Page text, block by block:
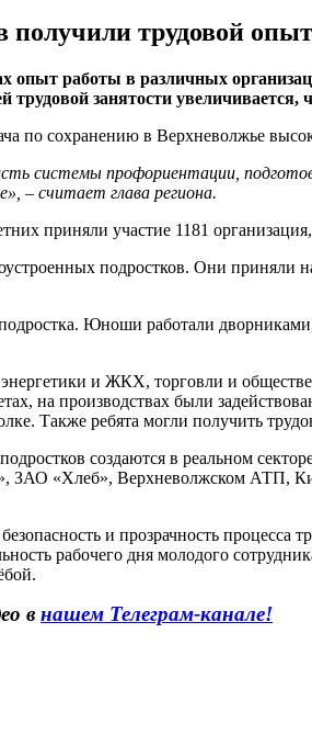
трудовой
опыт работы в различных
занятости
по сохранению в Верхневолжье
системы профориентации,
– считает глава региона.
приняли участие 1181
подростков. Они приняли
Юноши работали
и ЖКХ, торговли и
на производствах были
Также ребята могли получить
создаются в реальном
ЗАО «Хлеб», Верхневолжском АТП,
и прозрачность
рабочего дня молодого
в нашем Телеграм-канале!